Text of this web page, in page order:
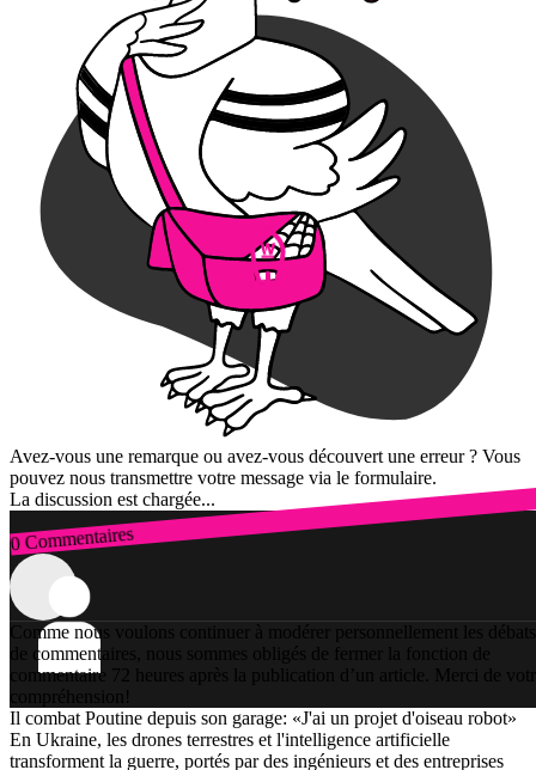
Avez-vous une remarque ou avez-vous découvert une erreur ? Vous
pouvez nous transmettre votre message via le formulaire.
La discussion est chargée...
0 Commentaires
Connexion
Comme nous voulons continuer à modérer personnellement les débats
de commentaires, nous sommes obligés de fermer la fonction de
commentaire 72 heures après la publication d’un article. Merci de
compréhension!
Il combat Poutine depuis son garage: «J'ai un projet d'oiseau robot»
En Ukraine, les drones terrestres et l'intelligence artificielle
transforment la guerre, portés par des ingénieurs et des entreprises